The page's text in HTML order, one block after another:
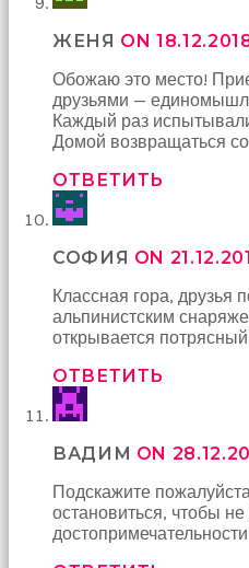
ЖЕНЯ ON
Обожаю это место!
друзьями —
Каждый раз
Домой возвращаться
ОТВЕТИТЬ
СОФИЯ ON
Классная гора, друзья
альпинистским
открывается
ОТВЕТИТЬ
ВАДИМ ON
Подскажите
остановиться, чтобы